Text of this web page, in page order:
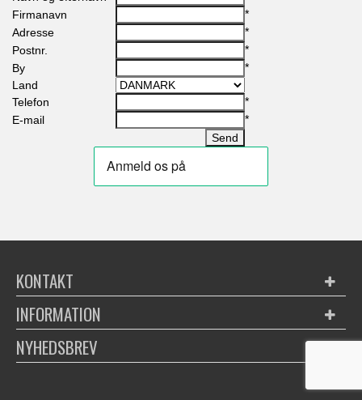
Firmanavn
*
Adresse
*
Postnr.
*
By
*
Land
Telefon
*
E-mail
*
KONTAKT
INFORMATION
NYHEDSBREV